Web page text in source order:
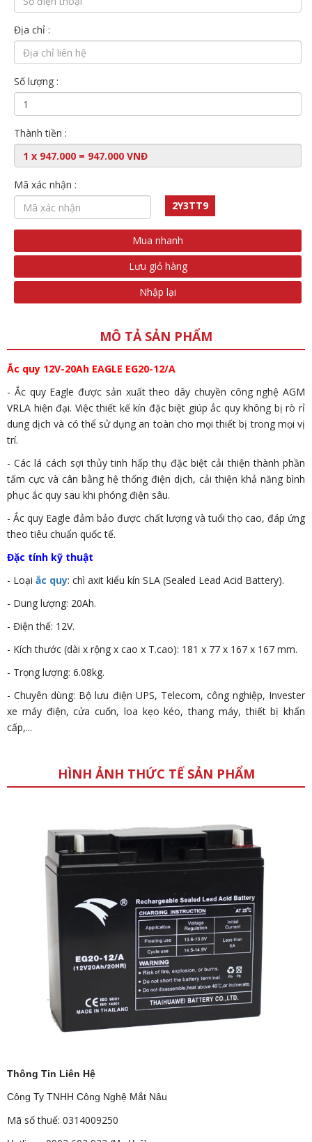
Địa chỉ :
Số lượng :
Thành tiền :
Mã xác nhận :
2Y3TT9
Mua nhanh
Lưu giỏ hàng
Nhập lại
MÔ TẢ SẢN PHẨM
Ắc quy 12V-20Ah EAGLE EG20-12/A
- Ắc quy Eagle được sản xuất theo dây chuyền công nghệ AGM
VRLA hiện đại. Việc thiết kế kín đặc biệt giúp ắc quy không bị rò rỉ
dung dịch và có thể sử dụng an toàn cho mọi thiết bị trong mọi vị
trí.
- Các lá cách sợi thủy tinh hấp thụ đặc biệt cải thiện thành phần
tấm cực và cân bằng hệ thống điện dịch, cải thiện khả năng bình
phục ắc quy sau khi phóng điện sâu.
- Ắc quy Eagle đảm bảo được chất lượng và tuổi thọ cao, đáp ứng
theo tiêu chuẩn quốc tế.
Đặc tính kỹ thuật
- Loại ắc quy: chì axit kiểu kín SLA (Sealed Lead Acid Battery).
- Dung lượng: 20Ah.
- Điện thế: 12V.
- Kích thước (dài x rộng x cao x T.cao): 181 x 77 x 167 x 167 mm.
- Trọng lượng: 6.08kg.
- Chuyên dùng: Bộ lưu điện UPS, Telecom, công nghiệp, Invester
xe máy điện, cửa cuốn, loa kẹo kéo, thang máy, thiết bị khẩn
cấp,...
HÌNH ẢNH THỨC TẾ SẢN PHẨM
Thông Tin Liên Hệ
Công Ty TNHH Công Nghệ Mắt Nâu
Mã số thuế: 0314009250